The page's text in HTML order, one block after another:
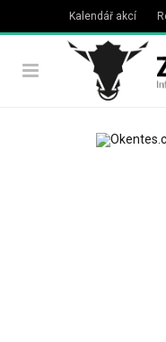
Kalendář akcí